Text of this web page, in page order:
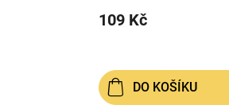
109 Kč
DO KOŠÍKU